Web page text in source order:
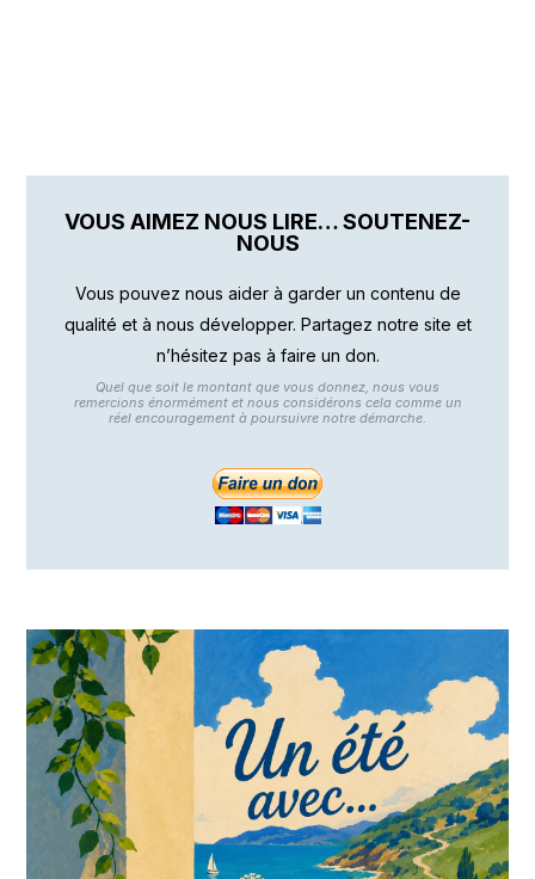
VOUS AIMEZ NOUS LIRE… SOUTENEZ-
NOUS
Vous pouvez nous aider à garder un contenu de
qualité et à nous développer. Partagez notre site et
n’hésitez pas à faire un don.
Quel que soit le montant que vous donnez, nous vous
remercions énormément et nous considérons cela comme un
réel encouragement à poursuivre notre démarche.